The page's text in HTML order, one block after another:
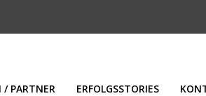
/ PARTNER ERFOLGSSTORIES